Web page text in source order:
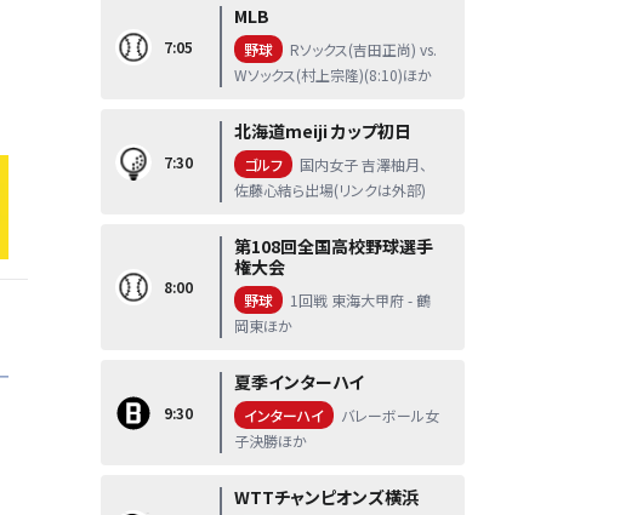
7:05
MLB
野球
Rソックス(吉田正尚) vs.
Wソックス(村上宗隆)(8:10)ほか
7:30
北海道meiji カップ初日
ゴルフ
国内女子 吉澤柚月、
佐藤心結ら出場(リンクは外部)
8:00
第108回全国高校野球選手
権大会
野球
1回戦 東海大甲府 - 鶴
岡東ほか
9:30
夏季インターハイ
インターハイ
バレーボール女
子決勝ほか
WTTチャンピオンズ横浜